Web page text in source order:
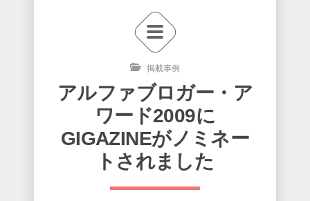
掲載事例
アルファブロガー・ア
ワード2009に
GIGAZINEがノミネー
トされました